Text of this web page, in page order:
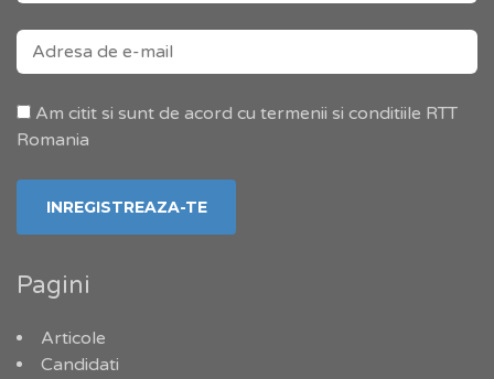
Am citit si sunt de acord cu termenii si conditiile RTT
Romania
Pagini
Articole
Candidati